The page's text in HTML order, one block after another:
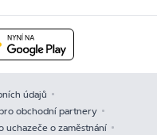
údajů
obchodní partnery
uchazeče o zaměstnání